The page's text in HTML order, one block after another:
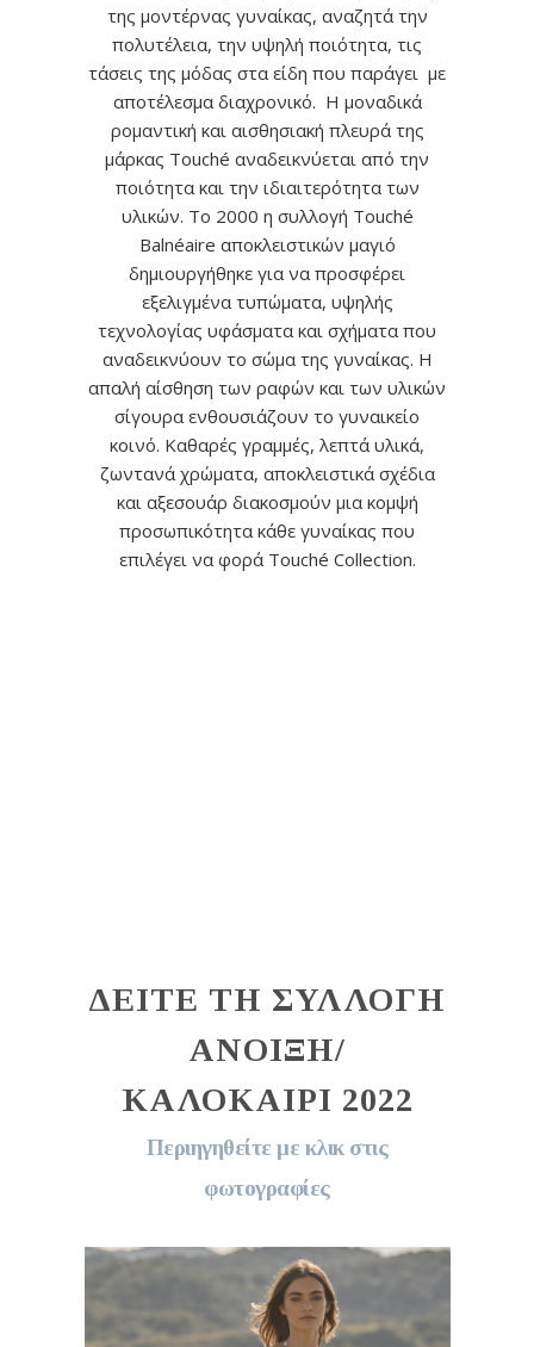
της μοντέρνας γυναίκας, αναζητά την
πολυτέλεια, την υψηλή ποιότητα, τις
τάσεις της μόδας στα είδη που παράγει με
αποτέλεσμα διαχρονικό. Η μοναδικά
ρομαντική και αισθησιακή πλευρά της
μάρκας Touché αναδεικνύεται από την
ποιότητα και την ιδιαιτερότητα των
υλικών. Το 2000 η συλλογή Touché
Balnéaire αποκλειστικών μαγιό
δημιουργήθηκε για να προσφέρει
εξελιγμένα τυπώματα, υψηλής
τεχνολογίας υφάσματα και σχήματα που
αναδεικνύουν το σώμα της γυναίκας. Η
απαλή αίσθηση των ραφών και των υλικών
σίγουρα ενθουσιάζουν το γυναικείο
κοινό. Καθαρές γραμμές, λεπτά υλικά,
ζωντανά χρώματα, αποκλειστικά σχέδια
και αξεσουάρ διακοσμούν μια κομψή
προσωπικότητα κάθε γυναίκας που
επιλέγει να φορά Touché Collection.
ΔΕΙΤΕ ΤΗ ΣΥΛΛΟΓΗ
ΑΝΟΙΞΗ/
ΚΑΛΟΚΑΙΡΙ 2022
Περιηγηθείτε με κλικ στις
φωτογραφίες